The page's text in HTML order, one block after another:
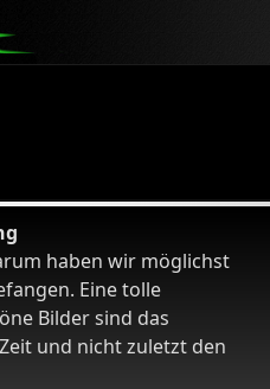
haben wir möglichst
Eine tolle
Bilder sind das
und nicht zuletzt den